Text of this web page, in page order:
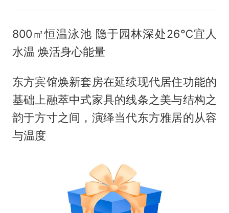
800㎡恒温泳池 隐于园林深处26℃宜人
水温 焕活身心能量
东方宾馆焕新套房在延续现代居住功能的
基础上融萃中式家具的线条之美与结构之
韵于方寸之间，演绎当代东方雅居的从容
与温度